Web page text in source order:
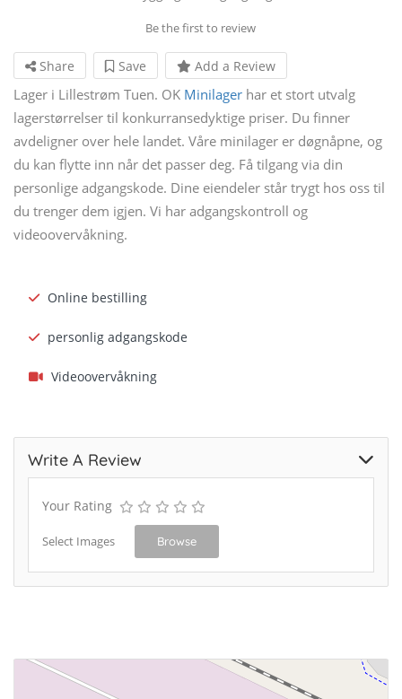
Be the first to review
Share Save Add a Review
Lager i Lillestrøm Tuen. OK Minilager har et stort utvalg
lagerstørrelser til konkurransedyktige priser. Du finner
avdeligner over hele landet. Våre minilager er døgnåpne, og
du kan flytte inn når det passer deg. Få tilgang via din
personlige adgangskode. Dine eiendeler står trygt hos oss til
du trenger dem igjen. Vi har adgangskontroll og
videoovervåkning.
Online bestilling
personlig adgangskode
Videoovervåkning
Write A Review
Your Rating
Select Images Browse